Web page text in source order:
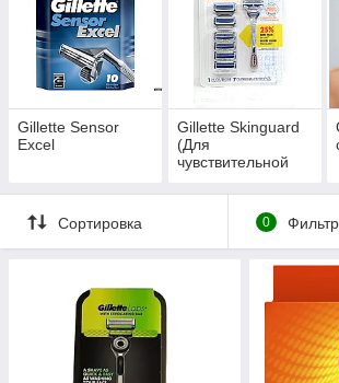
Gillette Sensor
Excel
Gillette Skinguard
(Для
чувствительной
Сортировка 0